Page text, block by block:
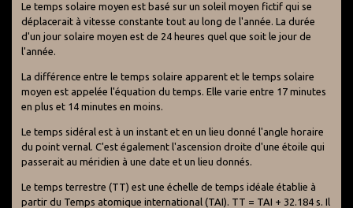
Le temps solaire moyen est basé sur un soleil moyen fictif qui se
déplacerait à vitesse constante tout au long de l'année. La durée
d'un jour solaire moyen est de 24 heures quel que soit le jour de
l'année.
La différence entre le temps solaire apparent et le temps solaire
moyen est appelée l'équation du temps. Elle varie entre 17 minutes
en plus et 14 minutes en moins.
Le temps sidéral est à un instant et en un lieu donné l'angle horaire
du point vernal. C'est également l'ascension droite d'une étoile qui
passerait au méridien à une date et un lieu donnés.
Le temps terrestre (TT) est une échelle de temps idéale établie à
partir du Temps atomique international (TAI). TT = TAI + 32.184 s. Il